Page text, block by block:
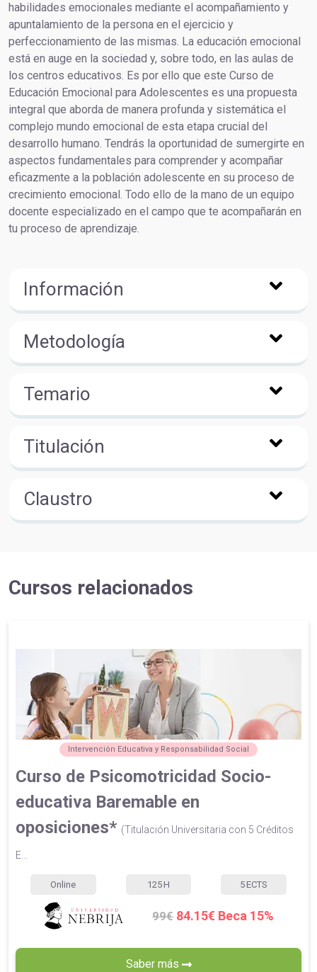
habilidades emocionales mediante el acompañamiento y
apuntalamiento de la persona en el ejercicio y
perfeccionamiento de las mismas. La educación emocional
está en auge en la sociedad y, sobre todo, en las aulas de
los centros educativos. Es por ello que este Curso de
Educación Emocional para Adolescentes es una propuesta
integral que aborda de manera profunda y sistemática el
complejo mundo emocional de esta etapa crucial del
desarrollo humano. Tendrás la oportunidad de sumergirte en
aspectos fundamentales para comprender y acompañar
eficazmente a la población adolescente en su proceso de
crecimiento emocional. Todo ello de la mano de un equipo
docente especializado en el campo que te acompañarán en
tu proceso de aprendizaje.
Información
Metodología
Temario
Titulación
Claustro
Cursos relacionados
Intervención Educativa y Responsabilidad Social
Curso de Psicomotricidad Socio-
educativa Baremable en
oposiciones* (Titulación Universitaria con 5 Créditos
E...
Online 125 H 5 ECTS
99€ 84.15€ Beca 15%
Saber más